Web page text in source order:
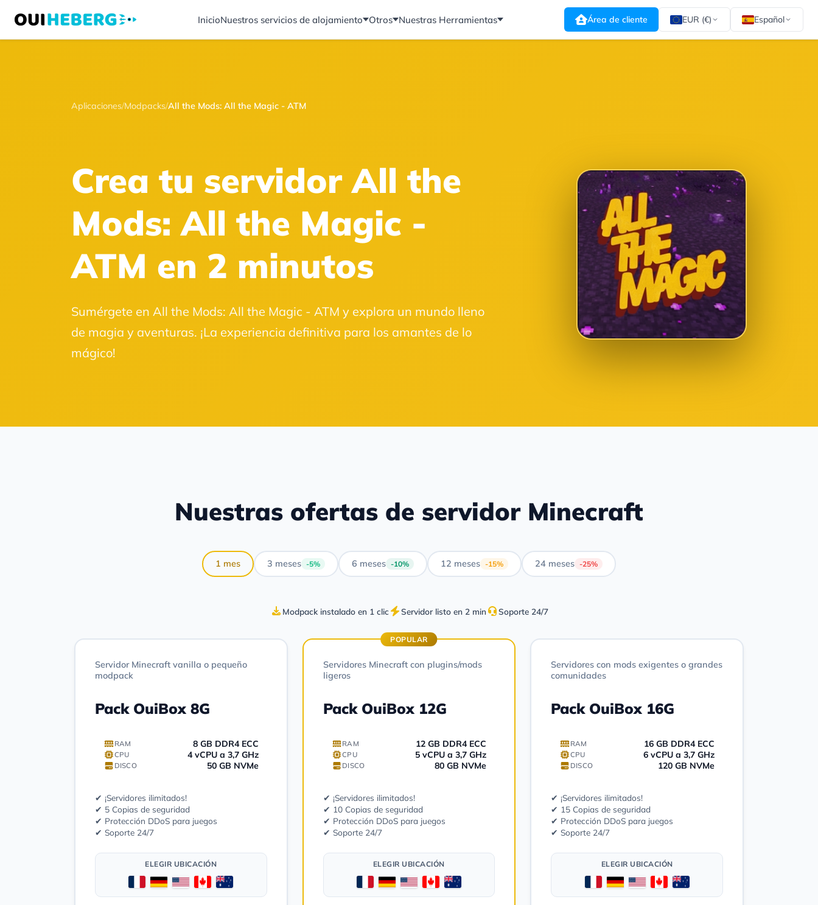
InicioNuestros servicios de alojamiento Otros Nuestras Herramientas Área de cliente EUR (€) Español
Aplicaciones/Modpacks/All the Mods: All the Magic - ATM
Crea tu servidor All the
Mods: All the Magic -
ATM en 2 minutos
Sumérgete en All the Mods: All the Magic - ATM y explora un mundo lleno
de magia y aventuras. ¡La experiencia definitiva para los amantes de lo
mágico!
Nuestras ofertas de servidor Minecraft
1 mes 3 meses -5% 6 meses -10% 12 meses -15% 24 meses -25%
Modpack instalado en 1 clic Servidor listo en 2 min Soporte 24/7
Servidor Minecraft vanilla o pequeño
modpack
Pack OuiBox 8G
RAM 8 GB DDR4 ECC
CPU 4 vCPU a 3,7 GHz
DISCO 50 GB NVMe
✔ ¡Servidores ilimitados!
✔ 5 Copias de seguridad
✔ Protección DDoS para juegos
✔ Soporte 24/7
ELEGIR UBICACIÓN
POPULAR
Servidores Minecraft con plugins/mods
ligeros
Pack OuiBox 12G
RAM 12 GB DDR4 ECC
CPU 5 vCPU a 3,7 GHz
DISCO 80 GB NVMe
✔ ¡Servidores ilimitados!
✔ 10 Copias de seguridad
✔ Protección DDoS para juegos
✔ Soporte 24/7
ELEGIR UBICACIÓN
Servidores con mods exigentes o grandes
comunidades
Pack OuiBox 16G
RAM 16 GB DDR4 ECC
CPU 6 vCPU a 3,7 GHz
DISCO 120 GB NVMe
✔ ¡Servidores ilimitados!
✔ 15 Copias de seguridad
✔ Protección DDoS para juegos
✔ Soporte 24/7
ELEGIR UBICACIÓN